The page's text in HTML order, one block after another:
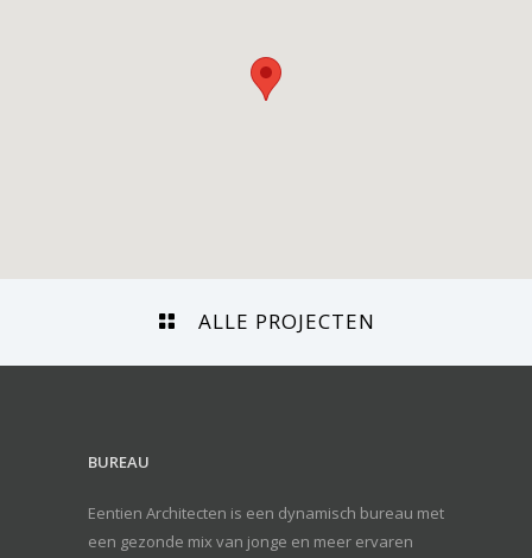
ALLE PROJECTEN
BUREAU
Eentien Architecten is een dynamisch bureau met
een gezonde mix van jonge en meer ervaren